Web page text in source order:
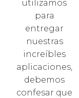
utilizamos
para
entregar
nuestras
increíbles
aplicaciones,
debemos
confesar que